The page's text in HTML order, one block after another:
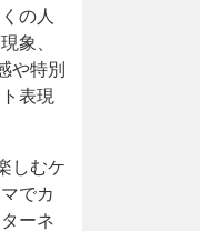
の人
象、
や特別
表現
しむケ
でカ
ーネ